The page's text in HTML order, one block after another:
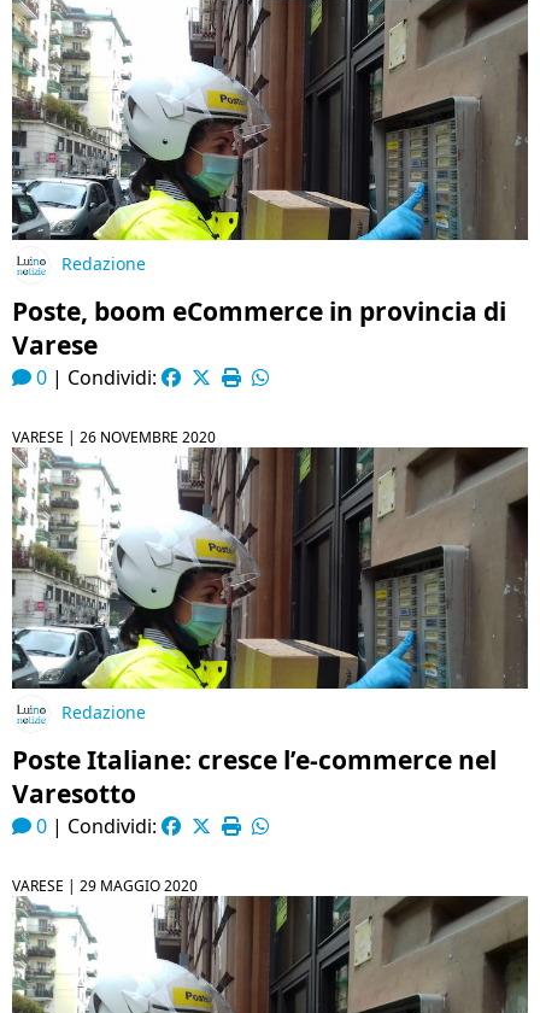
Redazione
Poste, boom eCommerce in provincia di
Varese
0 | Condividi:
VARESE | 26 NOVEMBRE 2020
Redazione
Poste Italiane: cresce l’e-commerce nel
Varesotto
0 | Condividi:
VARESE | 29 MAGGIO 2020